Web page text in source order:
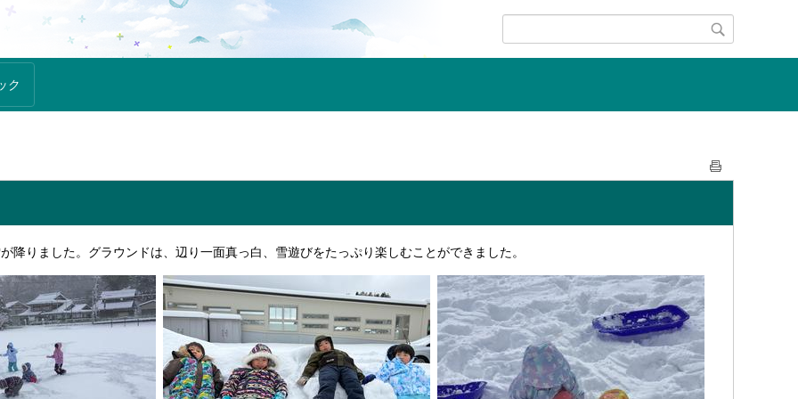
ク
降りました。グラウンドは、辺り一面真っ白、雪遊びをたっぷり楽しむことができました。